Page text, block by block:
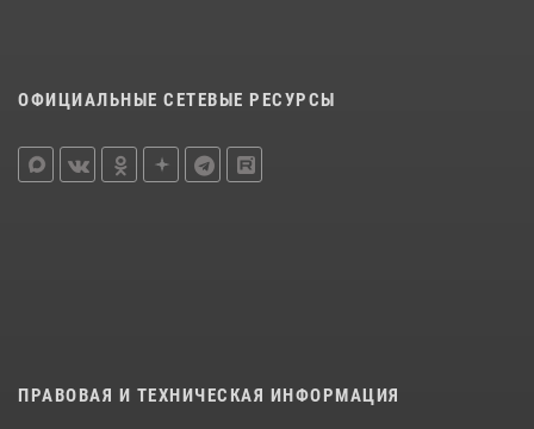
ОФИЦИАЛЬНЫЕ СЕТЕВЫЕ РЕСУРСЫ
ПРАВОВАЯ И ТЕХНИЧЕСКАЯ ИНФОРМАЦИЯ